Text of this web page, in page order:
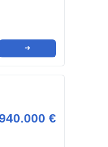
➜
€